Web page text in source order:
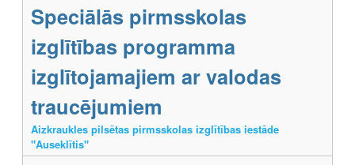
Speciālās pirmsskolas
izglītības programma
izglītojamajiem ar valodas
traucējumiem
Aizkraukles pilsētas pirmsskolas izglītības iestāde
"Auseklītis"